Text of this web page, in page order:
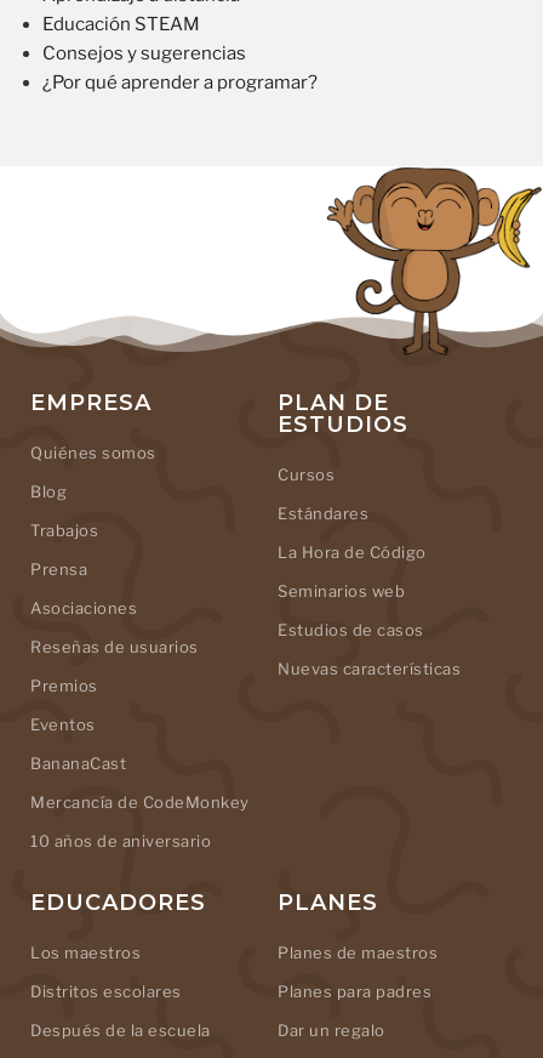
Educación STEAM
Consejos y sugerencias
¿Por qué aprender a programar?
EMPRESA
Quiénes somos
Blog
Trabajos
Prensa
Asociaciones
Reseñas de usuarios
Premios
Eventos
BananaCast
Mercancía de CodeMonkey
10 años de aniversario
PLAN DE
ESTUDIOS
Cursos
Estándares
La Hora de Código
Seminarios web
Estudios de casos
Nuevas características
EDUCADORES
Los maestros
Distritos escolares
Después de la escuela
PLANES
Planes de maestros
Planes para padres
Dar un regalo